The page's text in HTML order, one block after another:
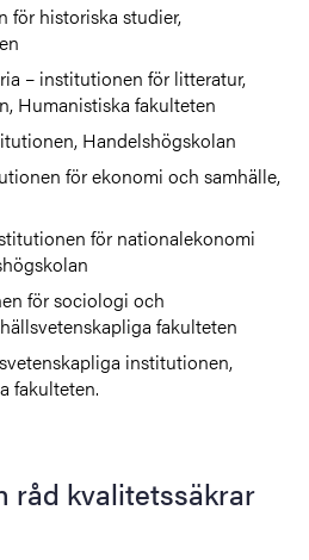
för historiska studier,
– institutionen för litteratur,
Humanistiska fakulteten
Handelshögskolan
för ekonomi och samhälle,
för nationalekonomi
för sociologi och
fakulteten
institutionen,
fakulteten.
råd kvalitetssäkrar